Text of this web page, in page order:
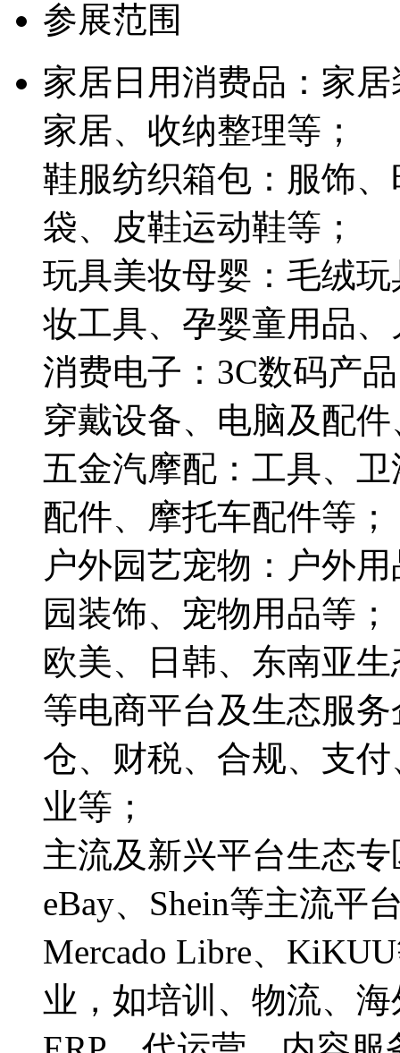
参展范围
家居日用消费品：家
家居、收纳整理等；
鞋服纺织箱包：服饰
袋、皮鞋运动鞋等；
玩具美妆母婴：毛绒
妆工具、孕婴童用品
消费电子：3C数码产
穿戴设备、电脑及配
五金汽摩配：工具、
配件、摩托车配件等；
户外园艺宠物：户外
园装饰、宠物用品等；
欧美、日韩、东南亚
等电商平台及生态服
仓、财税、合规、支
业等；
主流及新兴平台生态
eBay、Shein等主流平
Mercado Libre、
业，如培训、物流、